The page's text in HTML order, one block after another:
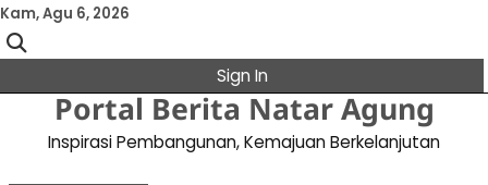
Skip
to
content
Kam, Agu 6, 2026
Sign In
Portal Berita Natar Agung
Inspirasi Pembangunan, Kemajuan Berkelanjutan